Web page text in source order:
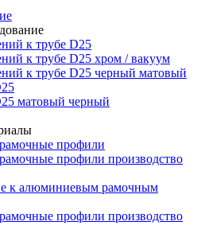
к трубе D25
к трубе D25 хром / вакуум
к трубе D25 черный матовый
матовый черный
профили
профили производство
к алюминиевым рамочным
профили производство